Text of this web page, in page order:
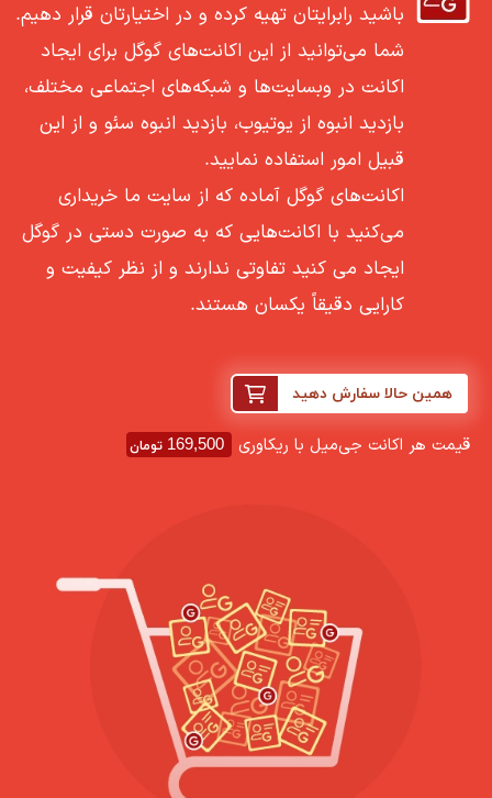
باشید رابرایتان تهیه کرده و در اختیارتان قرار دهیم.
شما می‌توانید از این اکانت‌های گوگل برای ایجاد
اکانت در وبسایت‌ها و شبکه‌های اجتماعی مختلف،
بازدید انبوه از یوتیوب، بازدید انبوه سئو و از این
قبیل امور استفاده نمایید.
اکانت‌های گوگل آماده که از سایت ما خریداری
می‌کنید با اکانت‌هایی که به صورت دستی در گوگل
ایجاد می کنید تفاوتی ندارند و از نظر کیفیت و
کارایی دقیقاً یکسان هستند.
همین حالا سفارش دهید
قیمت هر اکانت جی‌میل با ریکاوری 169,500 تومان